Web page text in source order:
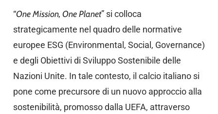
“One Mission, One Planet” si colloca
strategicamente nel quadro delle normative
europee ESG (Environmental, Social, Governance)
e degli Obiettivi di Sviluppo Sostenibile delle
Nazioni Unite. In tale contesto, il calcio italiano si
pone come precursore di un nuovo approccio alla
sostenibilità, promosso dalla UEFA, attraverso